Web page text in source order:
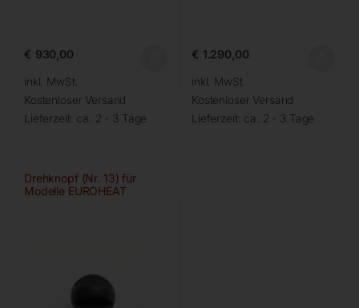
€ 930,00
inkl. MwSt.
Kostenloser Versand
Lieferzeit: ca. 2 - 3 Tage
€ 1.290,00
inkl. MwSt.
Kostenloser Versand
Lieferzeit: ca. 2 - 3 Tage
Drehknopf (Nr. 13) für
Modelle EUROHEAT